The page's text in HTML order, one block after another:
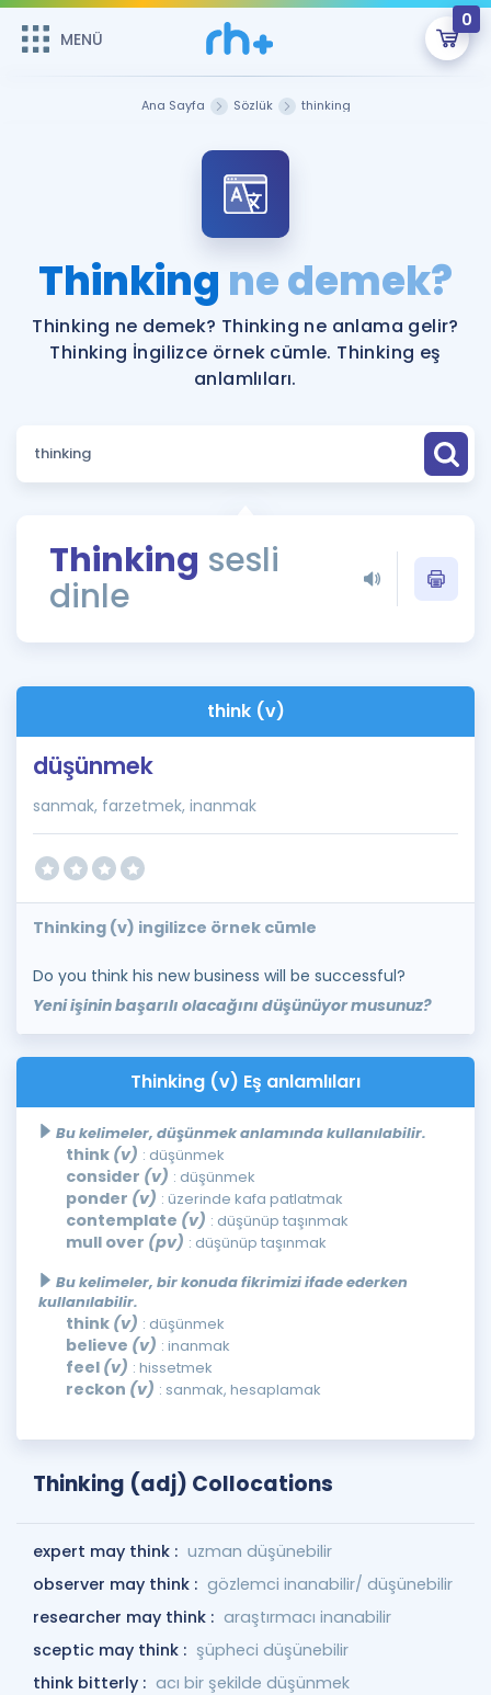
MENÜ
0
Şifremi Hatırlamıyorum
ÜYE DEĞİLİM
Sepetin Şu An Boş.
Remzi Hoca ile seni sınava hazırlayacak onlarca eğitim seni
bekliyor!
MENÜ
Katılımcı Görüşleri
Faydalı Araçlar
Sözlük
Rehberlik Aracı
ÖSYM Sınav Takvimi
İngilizce Gramer
Hakkımızda
Ana Sayfa Sözlük thinking
Thinking ne demek?
Thinking ne demek? Thinking ne anlama gelir?
Thinking İngilizce örnek cümle. Thinking eş
anlamlıları.
Thinking sesli
dinle
think (v)
düşünmek
sanmak, farzetmek, inanmak
Thinking (v) ingilizce örnek cümle
Do you think his new business will be successful?
Yeni işinin başarılı olacağını düşünüyor musunuz?
Thinking (v) Eş anlamlıları
Bu kelimeler, düşünmek anlamında kullanılabilir.
think (v) : düşünmek
consider (v) : düşünmek
ponder (v) : üzerinde kafa patlatmak
contemplate (v) : düşünüp taşınmak
mull over (pv) : düşünüp taşınmak
Bu kelimeler, bir konuda fikrimizi ifade ederken
kullanılabilir.
think (v) : düşünmek
believe (v) : inanmak
feel (v) : hissetmek
reckon (v) : sanmak, hesaplamak
Thinking (adj) Collocations
expert may think : uzman düşünebilir
observer may think : gözlemci inanabilir/ düşünebilir
researcher may think : araştırmacı inanabilir
sceptic may think : şüpheci düşünebilir
think bitterly : acı bir şekilde düşünmek